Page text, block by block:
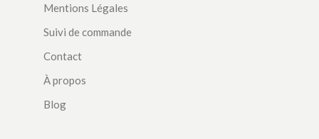
Mentions Légales
Suivi de commande
Contact
À propos
Blog